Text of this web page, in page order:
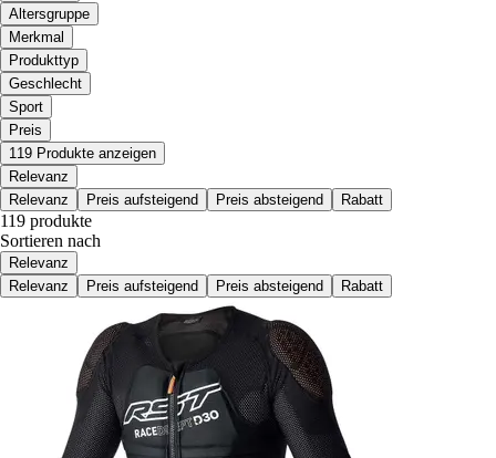
Altersgruppe
Merkmal
Produkttyp
Geschlecht
Sport
Preis
119 Produkte anzeigen
Relevanz
Relevanz
Preis aufsteigend Preis absteigend Rabatt
119 produkte
Sortieren nach
Relevanz
Relevanz
Preis aufsteigend Preis absteigend Rabatt